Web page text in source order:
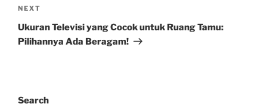
Next
Post
NEXT
Ukuran Televisi yang Cocok untuk Ruang Tamu:
Pilihannya Ada Beragam!
Search